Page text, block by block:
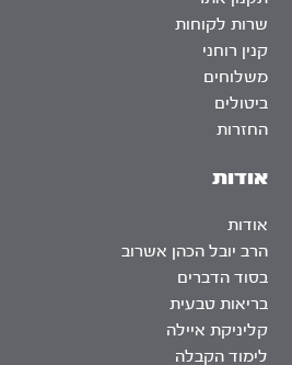
אודות
אודות
הרב יובל הכהן אשרוב
בסוד הדברים
בריאות טבעית
קליניקת איילה
לימוד הקבלה
שרות לקוחות
קנין רוחני
משלוחים
ביטולים
החזרות